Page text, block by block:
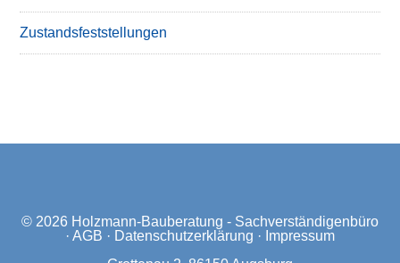
Zustandsfeststellungen
© 2026 Holzmann-Bauberatung - Sachverständigenbüro
· AGB · Datenschutzerklärung · Impressum